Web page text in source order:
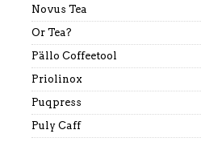
Novus Tea
Or Tea?
Pällo Coffeetool
Priolinox
Puqpress
Puly Caff